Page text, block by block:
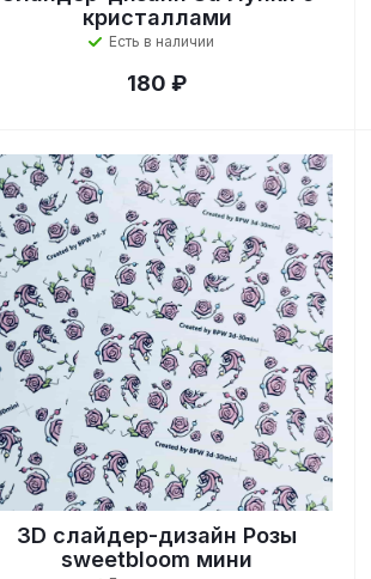
кристаллами
Есть в наличии
180 ₽
3D слайдер-дизайн Розы
sweetbloom мини